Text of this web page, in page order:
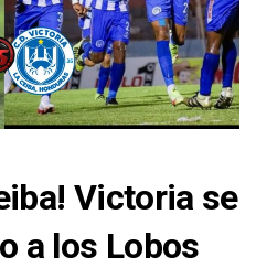
Victoria se
a los Lobos